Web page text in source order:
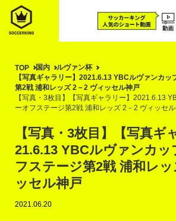
TOP 国内
ルヴァン杯
【写真ギャラリー】2021.6.13 YBCルヴァンカッ
第2戦 浦和レッズ 2－2 ヴィッセル神戸
【写真・3枚目】【写真ギャラリー】2021.6.13
ーオフステージ第2戦 浦和レッズ 2－2 ヴィッセ
【写真・3枚目】【写真ギ
21.6.13 YBCルヴァンカッ
フステージ第2戦 浦和レッ
ッセル神戸
2021.06.20